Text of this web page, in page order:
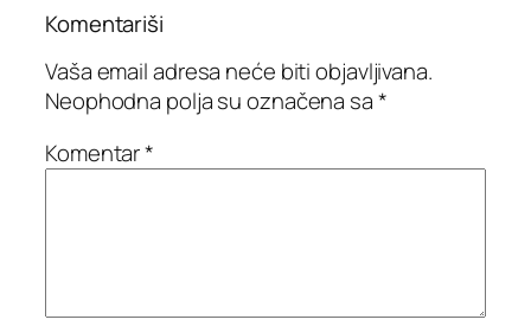
Komentariši
Vaša email adresa neće biti objavljivana.
Neophodna polja su označena sa*
Komentar*